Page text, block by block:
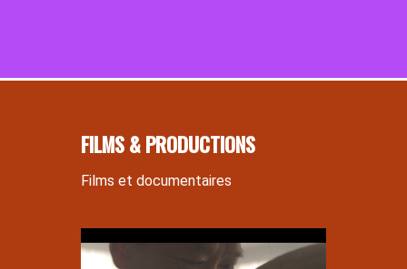
FILMS &PRODUCTIONS
Films et documentaires